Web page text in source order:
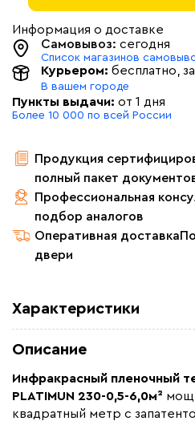
Информация о доставке
Самовывоз: сегодня
Список магазинов
Курьером: бесплатно ,
В вашем городе
Пункты выдачи: от 1 дня
Более 10 000 по всей России
Продукция
полный пакет
Профессиональная
подбор аналогов
Оперативная доставка
двери
Характеристики
Мощность (Вт)
Назначение
Описание
Инфракрасный пленочный
PLATIMUN 230-0,5-6,0м²
квадратный метр с